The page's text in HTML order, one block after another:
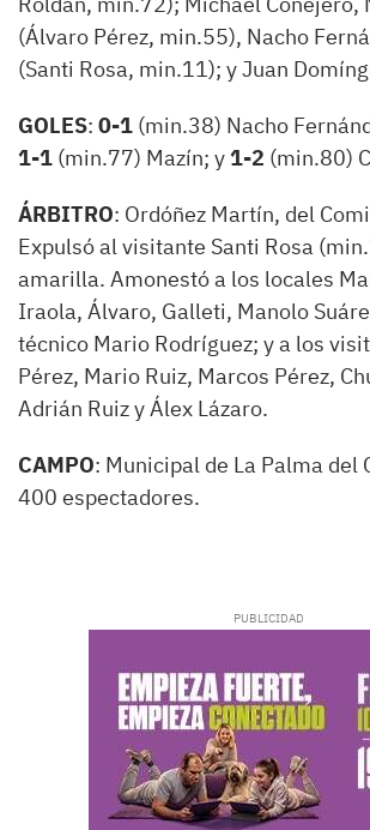
(Álvaro Pérez, min.55), Nacho
(Santi Rosa, min.11); y Juan
GOLES: 0-1 (min.38) Nacho
1-1 (min.77) Mazín; y 1-2 (min.80)
ÁRBITRO: Ordóñez Martín, del
Expulsó al visitante Santi Rosa
amarilla. Amonestó a los locales
Iraola, Álvaro, Galleti, Manolo
técnico Mario Rodríguez; y a los
Pérez, Mario Ruiz, Marcos Pérez,
Adrián Ruiz y Álex Lázaro.
CAMPO: Municipal de La Palma del
400 espectadores.